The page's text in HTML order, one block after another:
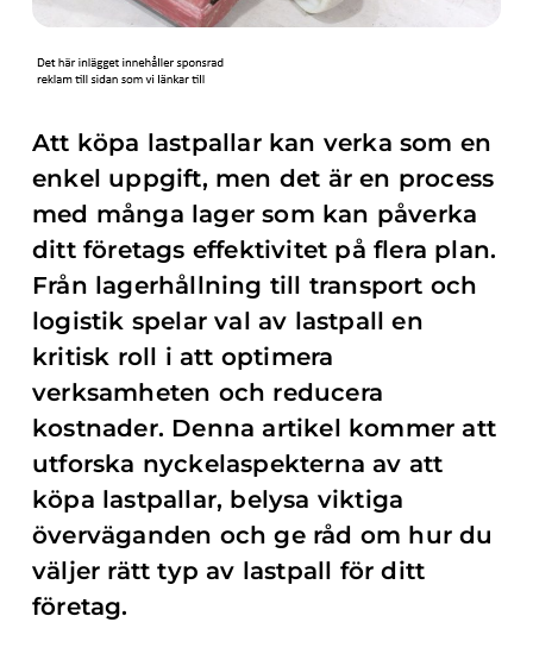
Att köpa lastpallar kan verka som en
enkel uppgift, men det är en process
med många lager som kan påverka
ditt företags effektivitet på flera plan.
Från lagerhållning till transport och
logistik spelar val av lastpall en
kritisk roll i att optimera
verksamheten och reducera
kostnader. Denna artikel kommer att
utforska nyckelaspekterna av att
köpa lastpallar, belysa viktiga
överväganden och ge råd om hur du
väljer rätt typ av lastpall för ditt
företag.